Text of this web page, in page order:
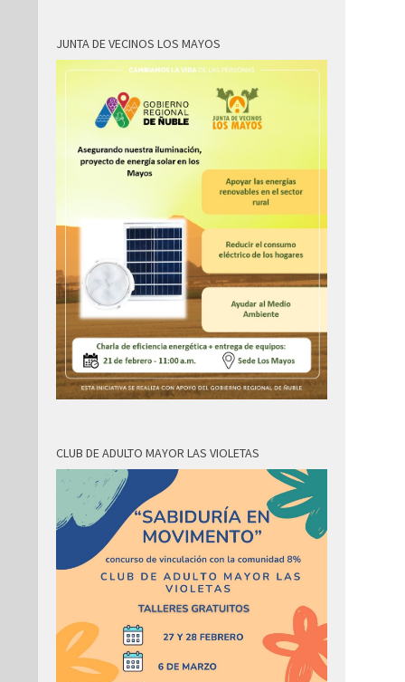
JUNTA DE VECINOS LOS MAYOS
CLUB DE ADULTO MAYOR LAS VIOLETAS